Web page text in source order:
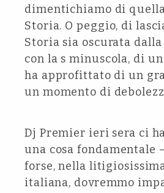
dimentichiamo di
Storia. O peggio, di
Storia sia oscurata
con la s minuscola, di
ha approfittato di un
un momento di
Dj Premier ieri sera ci
una cosa fondamentale
forse, nella
italiana, dovremmo